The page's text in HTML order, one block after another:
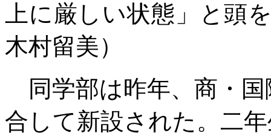
上に厳しい状態」と
木村留美）
同学部は昨年、商・国
合して新設された。二